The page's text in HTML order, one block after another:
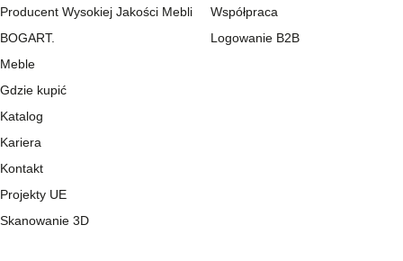
Producent Wysokiej Jakości Mebli
BOGART.
Meble
Gdzie kupić
Katalog
Kariera
Kontakt
Projekty UE
Skanowanie 3D
Współpraca
Logowanie B2B